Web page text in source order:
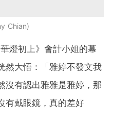
Chian
燈初上》會計小姐的幕
然大悟：「雅婷不發文我
沒有認出雅雅是雅婷，那
有戴眼鏡，真的差好